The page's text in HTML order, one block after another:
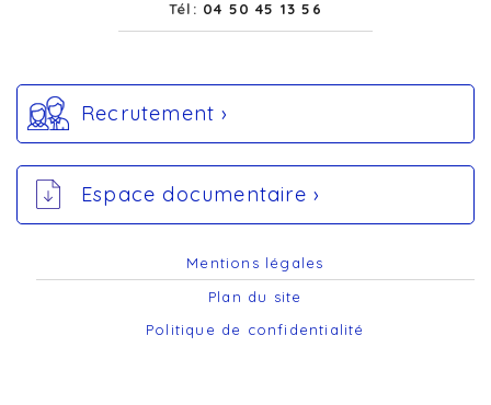
Tél: 04 50 45 13 56
Recrutement ›
Espace documentaire ›
Mentions légales
Plan du site
Politique de confidentialité